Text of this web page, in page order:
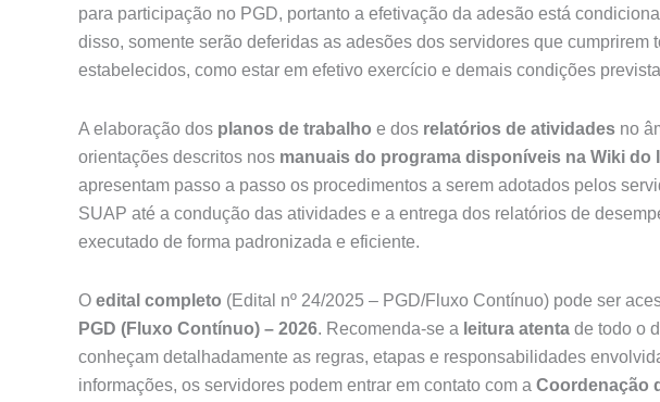
para participação no PGD, portanto a efetivação da adesão está
disso, somente serão deferidas as adesões dos servidores que
estabelecidos, como estar em efetivo exercício e demais condições
A elaboração dos planos de trabalho e dos relatórios de atividades no
orientações descritos nos manuais do programa disponíveis na Wiki do
apresentam passo a passo os procedimentos a serem adotados pelos
SUAP até a condução das atividades e a entrega dos relatórios de
executado de forma padronizada e eficiente.
O edital completo (Edital nº 24/2025 – PGD/Fluxo Contínuo) pode ser
PGD (Fluxo Contínuo) – 2026. Recomenda-se a leitura atenta de todo o
conheçam detalhadamente as regras, etapas e responsabilidades
informações, os servidores podem entrar em contato com a Coordenação